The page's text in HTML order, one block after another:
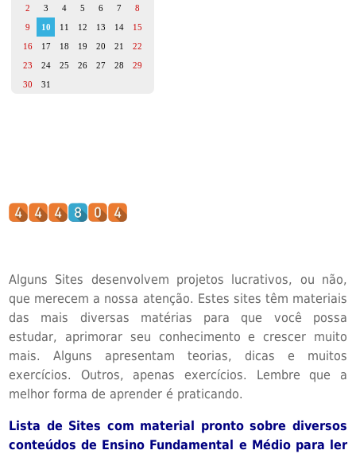
2
3 4 5 6 7
8
9
10 11 12 13 14
15
16
17 18 19 20 21
22
23
24 25 26 27 28
29
30
31
Alguns Sites desenvolvem projetos lucrativos, ou não,
que merecem a nossa atenção. Estes sites têm materiais
das mais diversas matérias para que você possa
estudar, aprimorar seu conhecimento e crescer muito
mais. Alguns apresentam teorias, dicas e muitos
exercícios. Outros, apenas exercícios. Lembre que a
melhor forma de aprender é praticando.
Lista de Sites com material pronto sobre diversos
conteúdos de Ensino Fundamental e Médio para ler